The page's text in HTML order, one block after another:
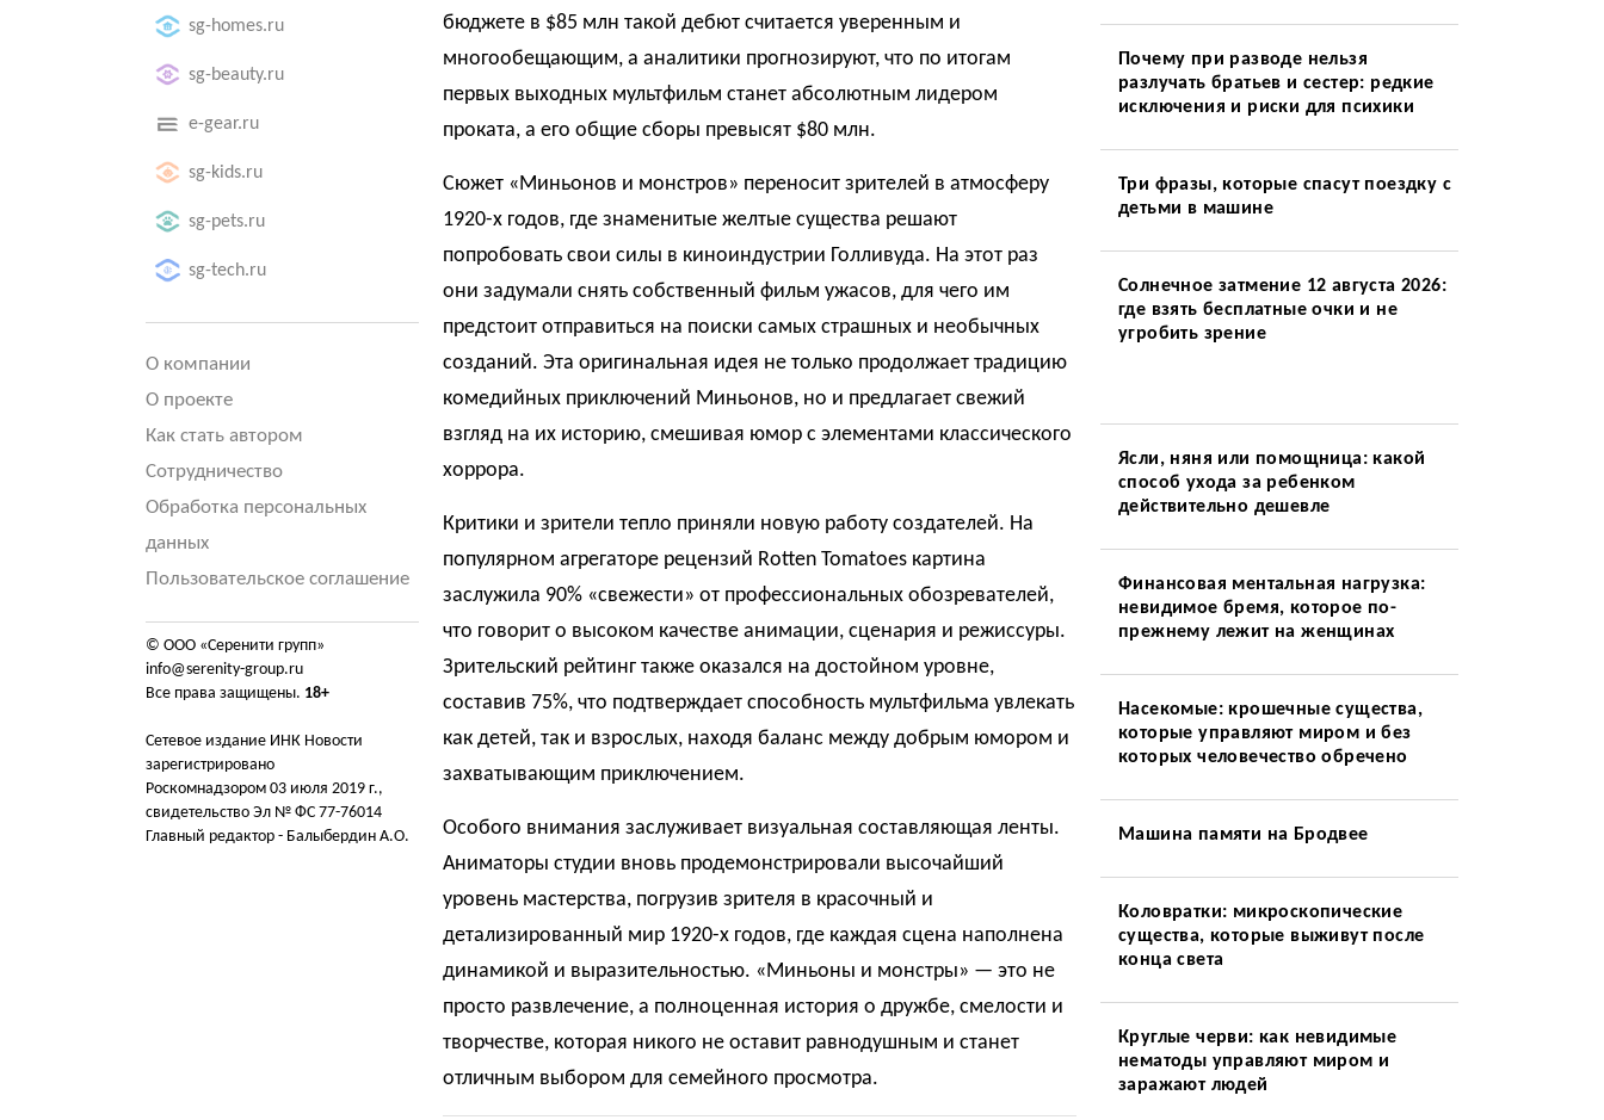
sg-homes.ru
sg-beauty.ru
e-gear.ru
sg-kids.ru
sg-pets.ru
sg-tech.ru
О компании
О проекте
Как стать автором
Сотрудничество
Обработка персональных
данных
Пользовательское соглашение
© ООО «Серенити групп»
info@serenity-group.ru
Все права защищены. 18+
Сетевое издание ИНК Новости
зарегистрировано
Роскомнадзором 03 июля 2019 г.,
свидетельство Эл № ФС 77-76014
Главный редактор - Балыбердин А.О.
бюджете в $85 млн такой дебют считается уверенным и
многообещающим, а аналитики прогнозируют, что по итогам
первых выходных мультфильм станет абсолютным лидером
проката, а его общие сборы превысят $80 млн.
Сюжет «Миньонов и монстров» переносит зрителей в атмосферу
1920-х годов, где знаменитые желтые существа решают
попробовать свои силы в киноиндустрии Голливуда. На этот раз
они задумали снять собственный фильм ужасов, для чего им
предстоит отправиться на поиски самых страшных и необычных
созданий. Эта оригинальная идея не только продолжает традицию
комедийных приключений Миньонов, но и предлагает свежий
взгляд на их историю, смешивая юмор с элементами классического
хоррора.
Критики и зрители тепло приняли новую работу создателей. На
популярном агрегаторе рецензий Rotten Tomatoes картина
заслужила 90% «свежести» от профессиональных обозревателей,
что говорит о высоком качестве анимации, сценария и режиссуры.
Зрительский рейтинг также оказался на достойном уровне,
составив 75%, что подтверждает способность мультфильма увлекать
как детей, так и взрослых, находя баланс между добрым юмором и
захватывающим приключением.
Особого внимания заслуживает визуальная составляющая ленты.
Аниматоры студии вновь продемонстрировали высочайший
уровень мастерства, погрузив зрителя в красочный и
детализированный мир 1920-х годов, где каждая сцена наполнена
динамикой и выразительностью. «Миньоны и монстры» — это не
просто развлечение, а полноценная история о дружбе, смелости и
творчестве, которая никого не оставит равнодушным и станет
отличным выбором для семейного просмотра.
Почему при разводе нельзя
разлучать братьев и сестер: редкие
исключения и риски для психики
Три фразы, которые спасут поездку с
детьми в машине
Солнечное затмение 12 августа 2026:
где взять бесплатные очки и не
угробить зрение
Ясли, няня или помощница: какой
способ ухода за ребенком
действительно дешевле
Финансовая ментальная нагрузка:
невидимое бремя, которое по-
прежнему лежит на женщинах
Насекомые: крошечные существа,
которые управляют миром и без
которых человечество обречено
Машина памяти на Бродвее
Коловратки: микроскопические
существа, которые выживут после
конца света
Круглые черви: как невидимые
нематоды управляют миром и
заражают людей